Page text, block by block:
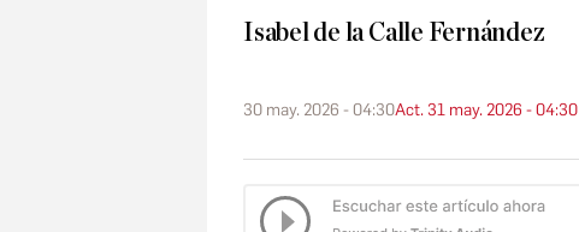
Isabel de la Calle Fernández
30 may. 2026 - 04:30Act. 31 may. 2026 - 04:30